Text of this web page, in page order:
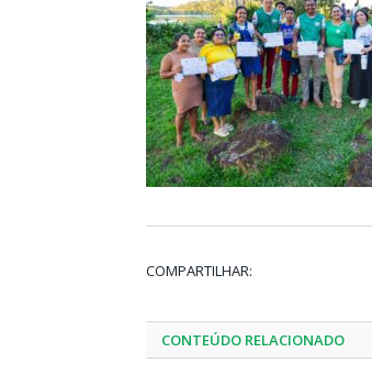
COMPARTILHAR:
CONTEÚDO RELACIONADO